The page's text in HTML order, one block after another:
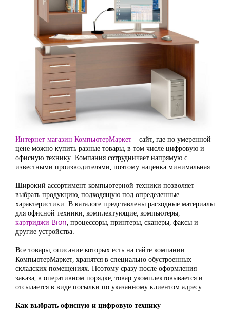
Интернет-магазин КомпьютерМаркет – сайт, где по умеренной
цене можно купить разные товары, в том числе цифровую и
офисную технику. Компания сотрудничает напрямую с
известными производителями, поэтому наценка минимальная.
Широкий ассортимент компьютерной техники позволяет
выбрать продукцию, подходящую под определенные
характеристики. В каталоге представлены расходные материалы
для офисной техники, комплектующие, компьютеры,
картриджи Bion , процессоры, принтеры, сканеры, факсы и
другие устройства.
Все товары, описание которых есть на сайте компании
КомпьютерМаркет, хранятся в специально обустроенных
складских помещениях. Поэтому сразу после оформления
заказа, в оперативном порядке, товар укомплектовывается и
отсылается в виде посылки по указанному клиентом адресу.
Как выбрать офисную и цифровую технику